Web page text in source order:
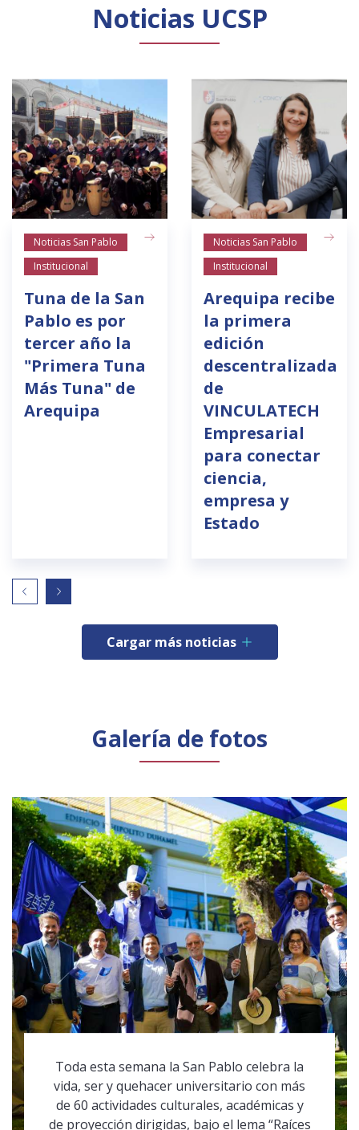
Noticias UCSP
Noticias San Pablo
Institucional
Tuna de la San
Pablo es por
tercer año la
"Primera Tuna
Más Tuna" de
Arequipa
Noticias San Pablo
Institucional
Arequipa recibe
la primera
edición
descentralizada
de
VINCULATECH
Empresarial
para conectar
ciencia,
empresa y
Estado
Cargar más noticias
Galería de fotos
Toda esta semana la San Pablo celebra la
vida, ser y quehacer universitario con más
de 60 actividades culturales, académicas y
de proyección dirigidas, bajo el lema “Raíces